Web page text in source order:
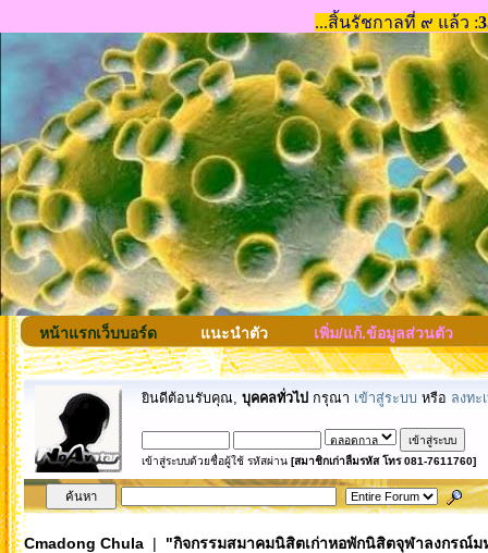
หน้าแรกเว็บบอร์ด แนะนำตัว เพิ่ม/แก้.ข้อมูลส่วนตัว
ยินดีต้อนรับคุณ, บุคคลทั่วไป กรุณา เข้าสู่ระบบ หรือ ลงทะ
เข้าสู่ระบบด้วยชื่อผู้ใช้ รหัสผ่าน [สมาชิกเก่าลืมรหัส โทร 081-7611760]
Cmadong Chula| "กิจกรรมสมาคมนิสิตเก่าหอพักนิสิตจุฬาลงกรณ์ม